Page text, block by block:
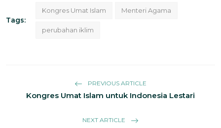
Tags:
Kongres Umat Islam Menteri Agama
perubahan iklim
PREVIOUS ARTICLE
Kongres Umat Islam untuk Indonesia Lestari
NEXT ARTICLE